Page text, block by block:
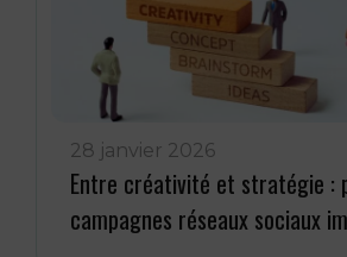
28 janvier 2026
Entre créativité et stratégie :
campagnes réseaux sociaux